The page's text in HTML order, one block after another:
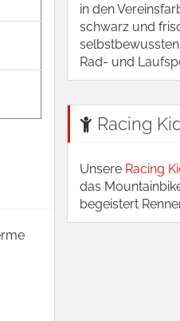
in den
schwarz und
Rad- und
Racing
Unsere Racing
das
begeistert